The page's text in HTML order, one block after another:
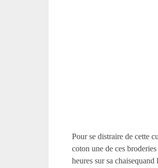
Pour se distraire de cette
coton une de ces
heures sur sa